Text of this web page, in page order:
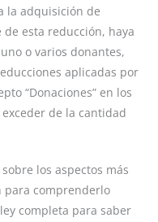
la adquisición de
esta reducción, haya
o varios donantes,
aplicadas por
“Donaciones” en los
de la cantidad
los aspectos más
para comprenderlo
completa para saber